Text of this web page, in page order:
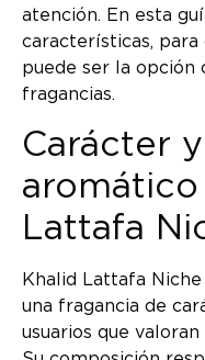
atención. En esta
características, para
puede ser la opción
fragancias.
Carácter
aromático
Lattafa
Khalid Lattafa
una fragancia de
usuarios que